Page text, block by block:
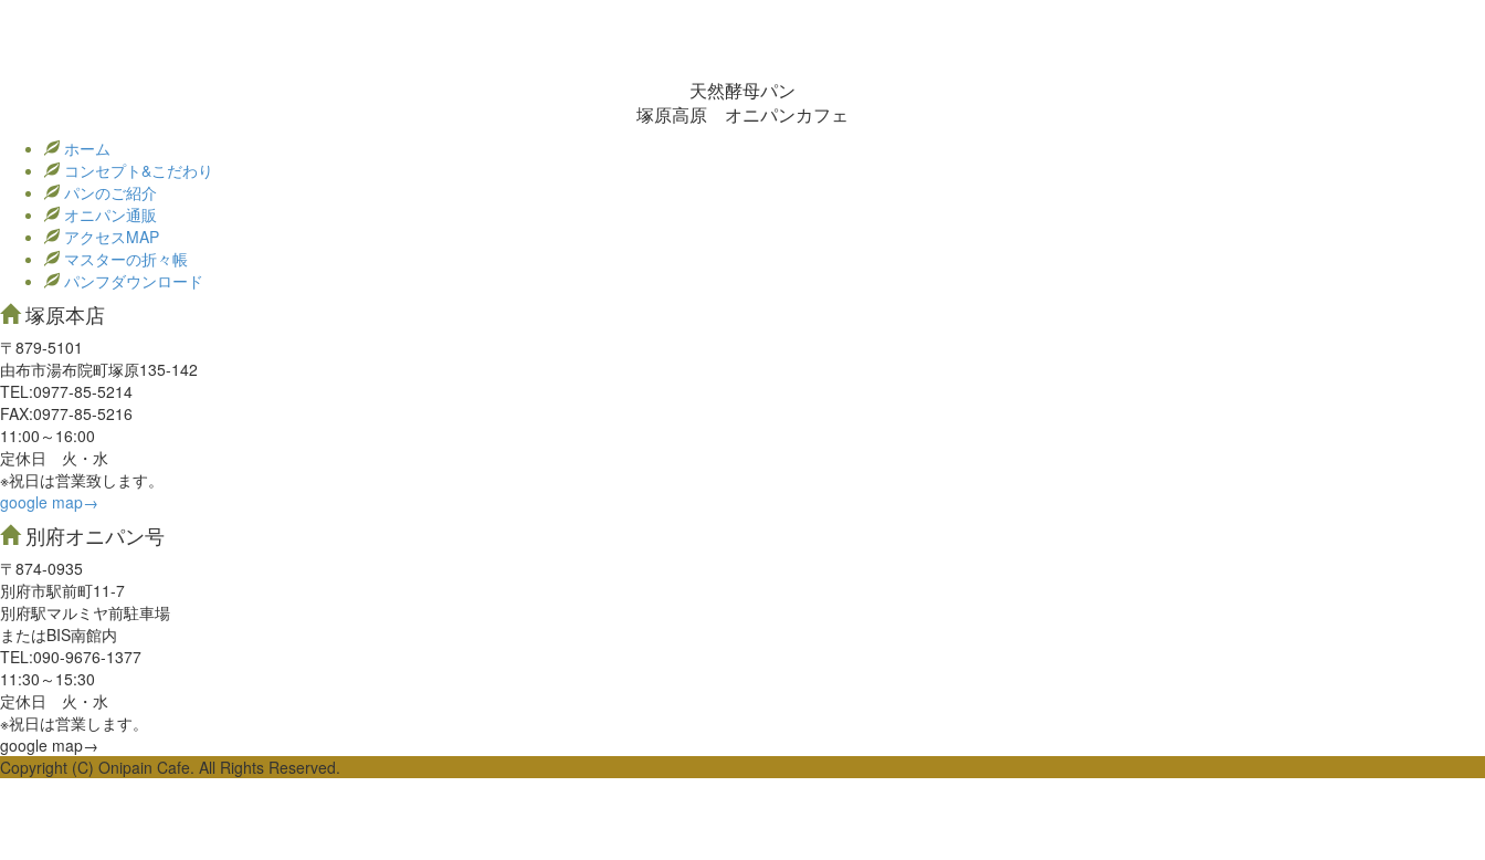
天然酵母パン
塚原高原 オニパンカフェ
ホーム
コンセプト&こだわり
パンのご紹介
オニパン通販
アクセスMAP
マスターの折々帳
パンフダウンロード
塚原本店
〒879-5101
由布市湯布院町塚原135-142
TEL:0977‐85-5214
FAX:0977‐85-5216
11:00～16:00
定休日 火・水
※祝日は営業致します。
google map→
別府オニパン号
〒874-0935
別府市駅前町11-7
別府駅マルミヤ前駐車場
またはBIS南館内
TEL:090-9676-1377
11:30～15:30
定休日 火・水
※祝日は営業します。
google map→
Copyright (C) Onipain Cafe. All Rights Reserved.